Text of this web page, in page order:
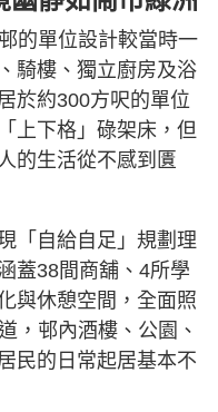
的單位設計較當時一
騎樓、獨立廚房及浴
於約300方呎的單位
上下格」碌架床，但
的生活從不感到匱
「自給自足」規劃理
蓋38間商舖、4所學
與休憩空間，全面照
，邨內酒樓、公園、
民的日常起居基本不